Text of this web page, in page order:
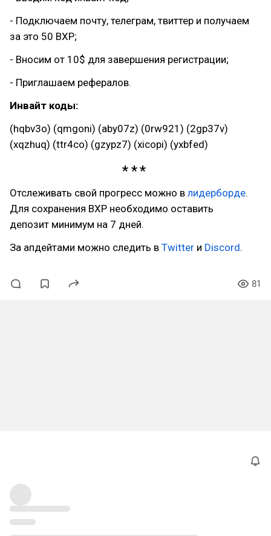
- Подключаем почту, телеграм, твиттер и получаем
за это 50 BXP;
- Вносим от 10$ для завершения регистрации;
- Приглашаем рефералов.
Инвайт коды:
(hqbv3o) (qmgoni) (aby07z) (0rw921) (2gp37v)
(xqzhuq) (ttr4co) (gzypz7) (xicopi) (yxbfed)
Отслеживать свой прогресс можно в лидерборде.
Для сохранения BXP необходимо оставить
депозит минимум на 7 дней.
За апдейтами можно следить в Twitter и Discord.
81